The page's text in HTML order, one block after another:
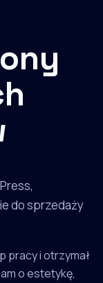
do sprzedaży
pracy i otrzymał
o estetykę,